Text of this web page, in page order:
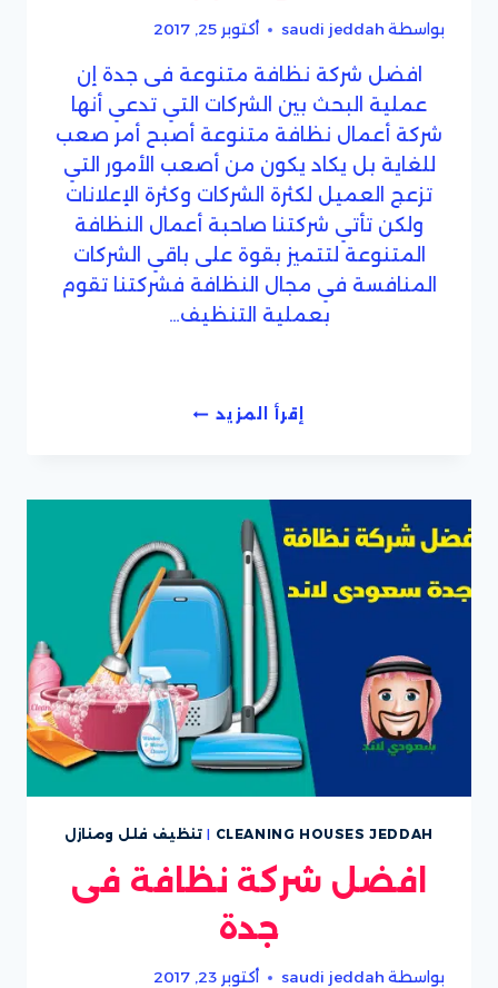
بواسطة saudi jeddah أكتوبر 25, 2017
افضل شركة نظافة متنوعة فى جدة إن
عملية البحث بين الشركات التي تدعي أنها
شركة أعمال نظافة متنوعة أصبح أمر صعب
للغاية بل يكاد يكون من أصعب الأمور التي
تزعج العميل لكثرة الشركات وكثرة الإعلانات
ولكن تأتي شركتنا صاحبة أعمال النظافة
المتنوعة لتتميز بقوة على باقي الشركات
المنافسة في مجال النظافة فشركتنا تقوم
بعملية التنظيف…
إقرأ المزيدشركة
بجدة
CLEANING HOUSES JEDDAH
| تنظيف فلل ومنازل
افضل شركة نظافة فى
جدة
بواسطة saudi jeddah أكتوبر 23, 2017